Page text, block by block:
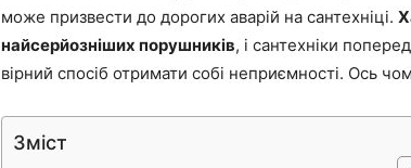
може призвести до дорогих аварій на сантехніці.
найсерйозніших порушників, і сантехніки
вірний спосіб отримати собі неприємності. Ось
Зміст